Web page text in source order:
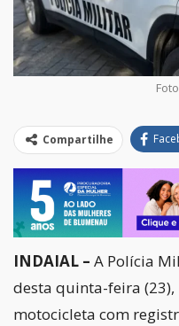
Compartilhe
INDAIAL – A Polícia
desta quinta-feira
motocicleta com